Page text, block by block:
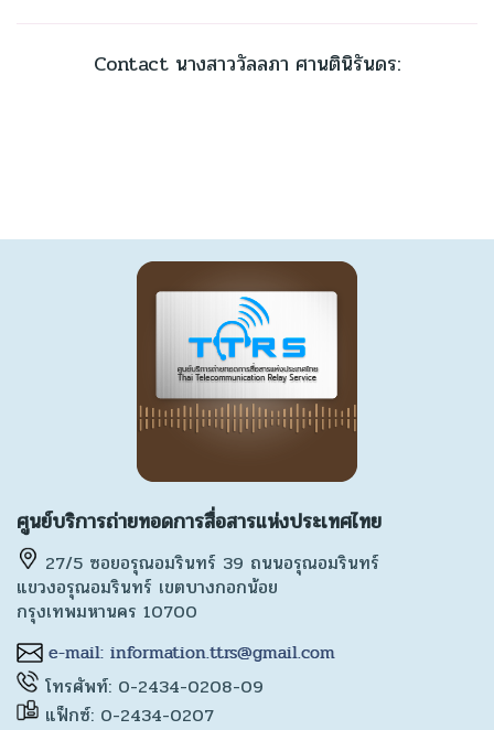
Contact นางสาววัลลภา ศานตินิรันดร:
ศูนย์บริการถ่ายทอดการสื่อสารแห่งประเทศไทย
27/5 ซอยอรุณอมรินทร์ 39 ถนนอรุณอมรินทร์
แขวงอรุณอมรินทร์ เขตบางกอกน้อย
กรุงเทพมหานคร 10700
โทรศัพท์: 0-2434-0208-09
แฟ็กซ์: 0-2434-0207